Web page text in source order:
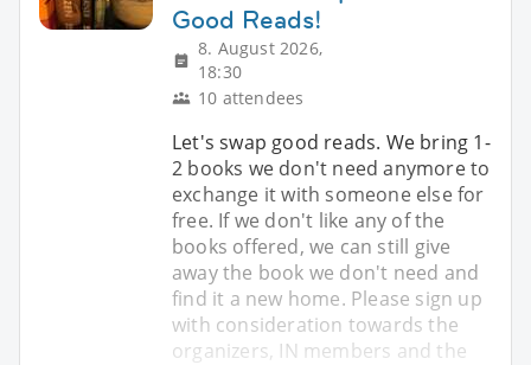
Good Reads!
8. August 2026,
18:30
10 attendees
Let's swap good reads. We bring 1-
2 books we don't need anymore to
exchange it with someone else for
free. If we don't like any of the
books offered, we can still give
away the book we don't need and
find it a new home. Please sign up
with consideration towards the
organizers, IN members and the